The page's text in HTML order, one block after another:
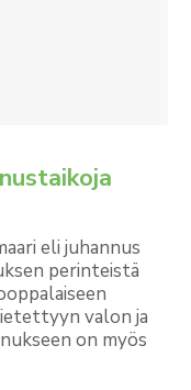
eli juhannus
perinteistä
valon ja
on myös